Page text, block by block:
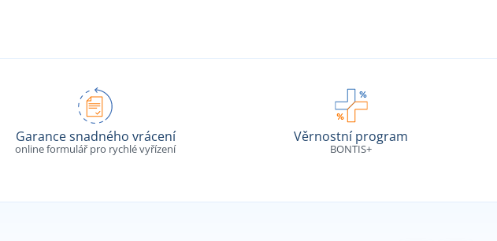
Garance snadného vrácení
online formulář pro rychlé vyřízení
Věrnostní program
BONTIS+